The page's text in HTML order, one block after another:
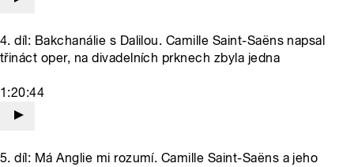
4. díl: Bakchanálie s Dalilou. Camille Saint-Saëns napsal
třináct oper, na divadelních prknech zbyla jedna
1:20:44
5. díl: Má Anglie mi rozumí. Camille Saint-Saëns a jeho